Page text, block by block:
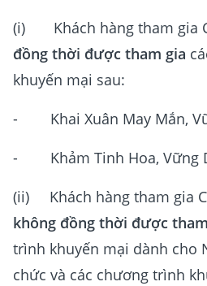
(i) Khách hàng tham gia
đồng thời được tham gia
khuyến mại sau:
- Khai Xuân May Mắn,
- Khảm Tinh Hoa, Vững
(ii) Khách hàng tham gia
không đồng thời được
trình khuyến mại dành cho
chức và các chương trình